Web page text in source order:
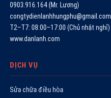
0903.916.164 (Mr. Lương)
congtydienlanhhungphu@gmail.com
T2–T7: 08:00–17:00 (Chủ nhật nghỉ)
www.danlanh.com
DỊCH VỤ
Sửa chữa điều hòa